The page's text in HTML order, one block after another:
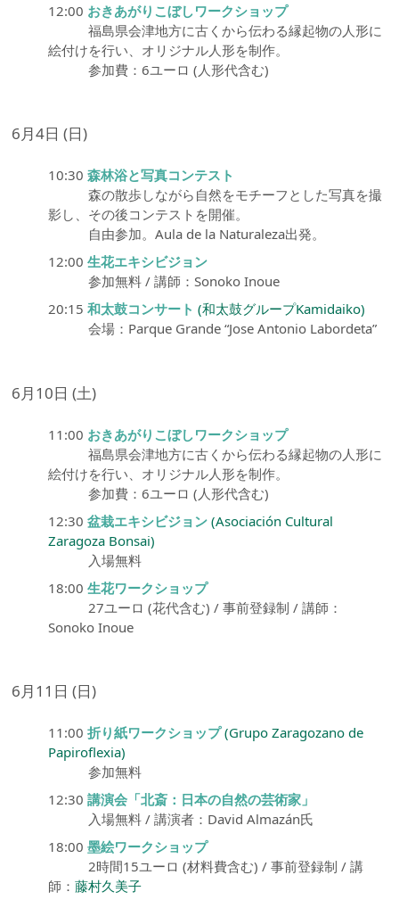
12:00 おきあがりこぼしワークショップ
福島県会津地方に古くから伝わる縁起物の人形に
絵付けを行い、オリジナル人形を制作。
参加費：6ユーロ (人形代含む)
6月4日 (日)
10:30 森林浴と写真コンテスト
森の散歩しながら自然をモチーフとした写真を撮
影し、その後コンテストを開催。
自由参加。Aula de la Naturaleza出発。
12:00 生花エキシビジョン
参加無料 / 講師：Sonoko Inoue
20:15 和太鼓コンサート (和太鼓グループKamidaiko)
会場：Parque Grande “Jose Antonio Labordeta”
6月10日 (土)
11:00 おきあがりこぼしワークショップ
福島県会津地方に古くから伝わる縁起物の人形に
絵付けを行い、オリジナル人形を制作。
参加費：6ユーロ (人形代含む)
12:30 盆栽エキシビジョン (Asociación Cultural
Zaragoza Bonsai)
入場無料
18:00 生花ワークショップ
27ユーロ (花代含む) / 事前登録制 / 講師：
Sonoko Inoue
6月11日 (日)
11:00 折り紙ワークショップ (Grupo Zaragozano de
Papiroflexia)
参加無料
12:30 講演会「北斎：日本の自然の芸術家」
入場無料 / 講演者：David Almazán氏
18:00 墨絵ワークショップ
2時間15ユーロ (材料費含む) / 事前登録制 / 講
師： 藤村久美子